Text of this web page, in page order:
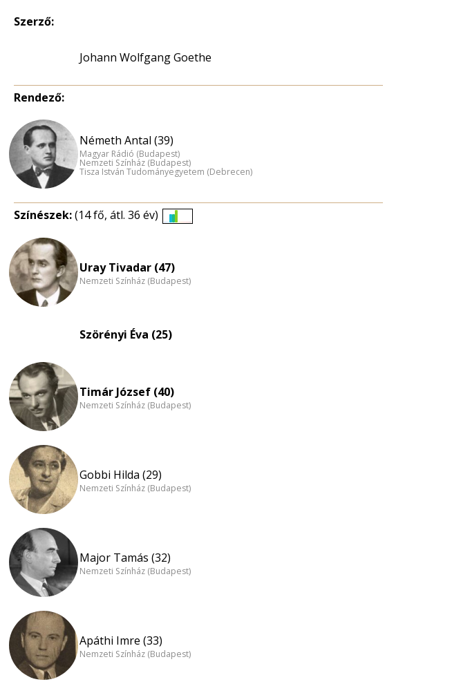
Szerző:
Johann Wolfgang Goethe
Rendező:
Németh Antal (39)
Magyar Rádió (Budapest)
Nemzeti Színház (Budapest)
Tisza István Tudományegyetem (Debrecen)
Színészek:(14 fő, átl. 36 év)
Uray Tivadar (47)
Nemzeti Színház (Budapest)
Szörényi Éva (25)
Timár József (40)
Nemzeti Színház (Budapest)
Gobbi Hilda (29)
Nemzeti Színház (Budapest)
Major Tamás (32)
Nemzeti Színház (Budapest)
Apáthi Imre (33)
Nemzeti Színház (Budapest)